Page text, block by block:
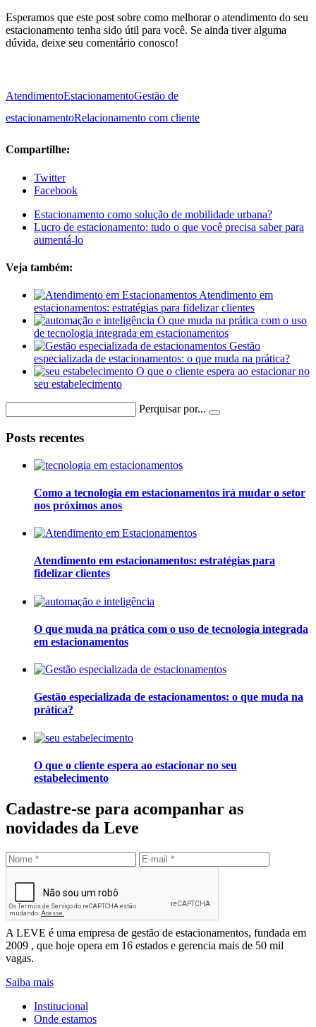
Esperamos que este post sobre como melhorar o atendimento do seu
estacionamento tenha sido útil para você. Se ainda tiver alguma
dúvida, deixe seu comentário conosco!
AtendimentoEstacionamentoGestão de
estacionamentoRelacionamento com cliente
Compartilhe:
Twitter
Facebook
Estacionamento como solução de mobilidade urbana?
Lucro de estacionamento: tudo o que você precisa saber para
aumentá-lo
Veja também:
Atendimento em
estacionamentos: estratégias para fidelizar clientes
O que muda na prática com o uso
de tecnologia integrada em estacionamentos
Gestão
especializada de estacionamentos: o que muda na prática?
O que o cliente espera ao estacionar no
seu estabelecimento
Perquisar por...
Posts recentes
Como a tecnologia em estacionamentos irá mudar o setor
nos próximos anos
Atendimento em estacionamentos: estratégias para
fidelizar clientes
O que muda na prática com o uso de tecnologia integrada
em estacionamentos
Gestão especializada de estacionamentos: o que muda na
prática?
O que o cliente espera ao estacionar no seu
estabelecimento
Cadastre-se para acompanhar as
novidades da Leve
Leve Mobilidade – Gestão de Estacionamentos
A LEVE é uma empresa de gestão de estacionamentos, fundada em
2009 , que hoje opera em 16 estados e gerencia mais de 50 mil
vagas.
Saiba mais
Institucional
Onde estamos